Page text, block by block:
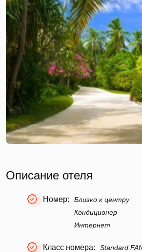
Описание отеля
Номер:
Близко к центру
Кондиционер
Интернет
Класс номера: Standard